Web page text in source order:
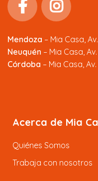
Mendoza – Mia Casa,
Neuquén – Mia Casa,
Córdoba – Mia Casa,
Acerca de Mia
Quiénes Somos
Trabaja con nosotros